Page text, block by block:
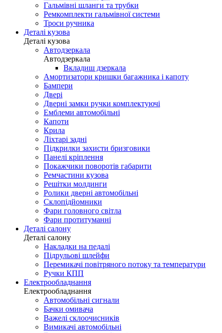
Гальмівні шланги та трубки
Ремкомплекти гальмівної системи
Троси ручника
Деталі кузова
Деталі кузова
Автодзеркала
Автодзеркала
Вкладиш дзеркала
Амортизатори кришки багажника і капоту
Бампери
Двері
Дверні замки ручки комплектуючі
Емблеми автомобільні
Капоти
Крила
Ліхтарі задні
Підкрилки захисти бризговики
Панелі кріплення
Покажчики поворотів габарити
Ремчастини кузова
Решітки молдинги
Ролики дверні автомобільні
Склопідйомники
Фари головного світла
Фари протитуманні
Деталі салону
Деталі салону
Накладки на педалі
Підрульові шлейфи
Перемикачі повітряного потоку та температури
Ручки КПП
Електрообладнання
Електрообладнання
Автомобільні сигнали
Бачки омивача
Важелі склоочисників
Вимикачі автомобільні